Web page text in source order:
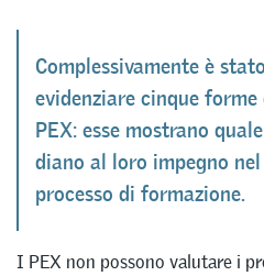
Complessivamente è
evidenziare cinque
PEX: esse mostrano
diano al loro impegno
processo di formazione.
I PEX non possono valutare i